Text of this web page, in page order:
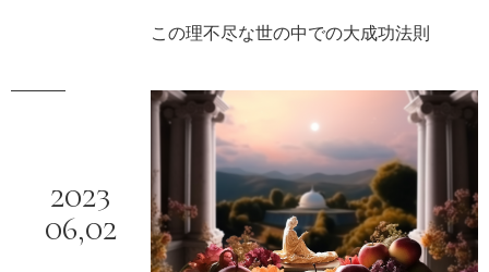
この理不尽な世の中での大成功法則
2023
06,02